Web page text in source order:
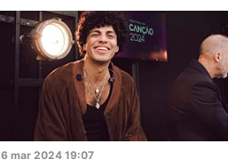
6 mar 2024 19:07